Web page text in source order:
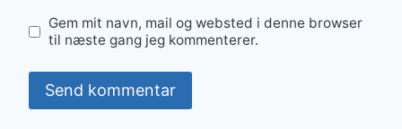
Gem mit navn, mail og websted i denne browser
til næste gang jeg kommenterer.